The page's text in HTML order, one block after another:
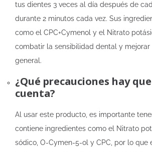
tus dientes 3 veces al día después de
durante 2 minutos cada vez. Sus
como el CPC+Cymenol y el Nitrato
combatir la sensibilidad dental y
general.
¿Qué precauciones hay
cuenta?
Al usar este producto, es importante
contiene ingredientes como el Nitrato
sódico, O-Cymen-5-ol y CPC, por lo que